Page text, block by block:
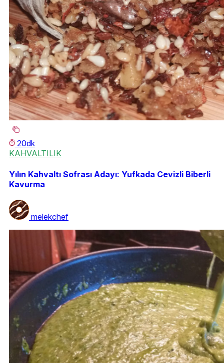
20dk
KAHVALTILIK
Yılın Kahvaltı Sofrası Adayı: Yufkada Cevizli Biberli
Kavurma
melekchef